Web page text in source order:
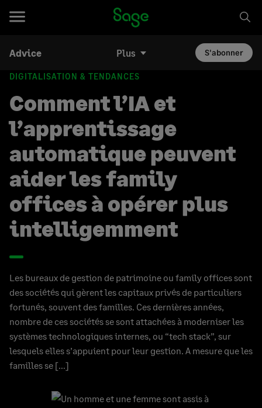
Advice Plus S'abonner
DIGITALISATION & TENDANCES
Comment l’IA et
l’apprentissage
automatique peuvent
aider les family
offices à opérer plus
intelligemment
Les bureaux de gestion de patrimoine ou family offices sont
des sociétés qui gèrent les capitaux privés de particuliers
fortunés, souvent des familles. Ces dernières années,
nombre de ces sociétés se sont attachées à moderniser les
systèmes technologiques internes, ou “tech stack”, sur
lesquels elles s’appuient pour leur gestion. A mesure que les
familles se […]